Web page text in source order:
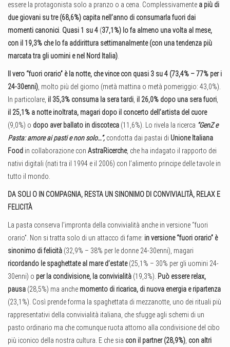
essere la protagonista solo a pranzo o a cena. Complessivamente a più di
due giovani su tre (68,6%) capita nell’anno di consumarla fuori dai
momenti canonici Quasi 1 su 4 (37,1%) lo fa almeno una volta al mese,
con il 19,3% che lo fa addirittura settimanalmente (con una tendenza più
marcata tra gli uomini e nel Nord Italia)
Il vero “fuori orario” è la notte, che vince con quasi 3 su 4 (73,4% – 77% per i
24-30enni) , molto più del giorno (metà mattina o metà pomeriggio: 43,0%).
In particolare, il 35,3% consuma la sera tardi il 26,0% dopo una sera fuori
il 25,1% a notte inoltrata, magari dopo il concerto dell’artista del cuore
(9,0%) o dopo aver ballato in discoteca (11,6%). Lo rivela la ricerca “GenZ e
Pasta: amore ai pasti e non solo…”, condotta dai pastai di Unione Italiana
Food in collaborazione con AstraRicerche, che ha indagato il rapporto dei
nativi digitali (nati tra il 1994 e il 2006) con l’alimento principe delle tavole in
tutto il mondo.
DA SOLI O IN COMPAGNIA, RESTA UN SINONIMO DI CONVIVIALITÀ, RELAX E
FELICITÀ
La pasta conserva l’impronta della convivialità anche in versione “fuori
orario”. Non si tratta solo di un attacco di fame: in versione “fuori orario” è
sinonimo di felicità (32,9% – 38% per le donne 24-30enni), magari
ricordando le spaghettate al mare d’estate(25,1% – 30% per gli uomini 24-
30enni) o per la condivisione, la convivialità (19,3%). Può essere relax,
pausa (28,5%) ma anche momento di ricarica, di nuova energia e ripartenza
(23,1%). Così prende forma la spaghettata di mezzanotte, uno dei rituali più
rappresentativi della convivialità italiana, che sfugge agli schemi di un
pasto ordinario ma che comunque ruota attorno alla condivisione del cibo
più iconico della nostra cultura. E che sia con il partner (28,9%) con altri